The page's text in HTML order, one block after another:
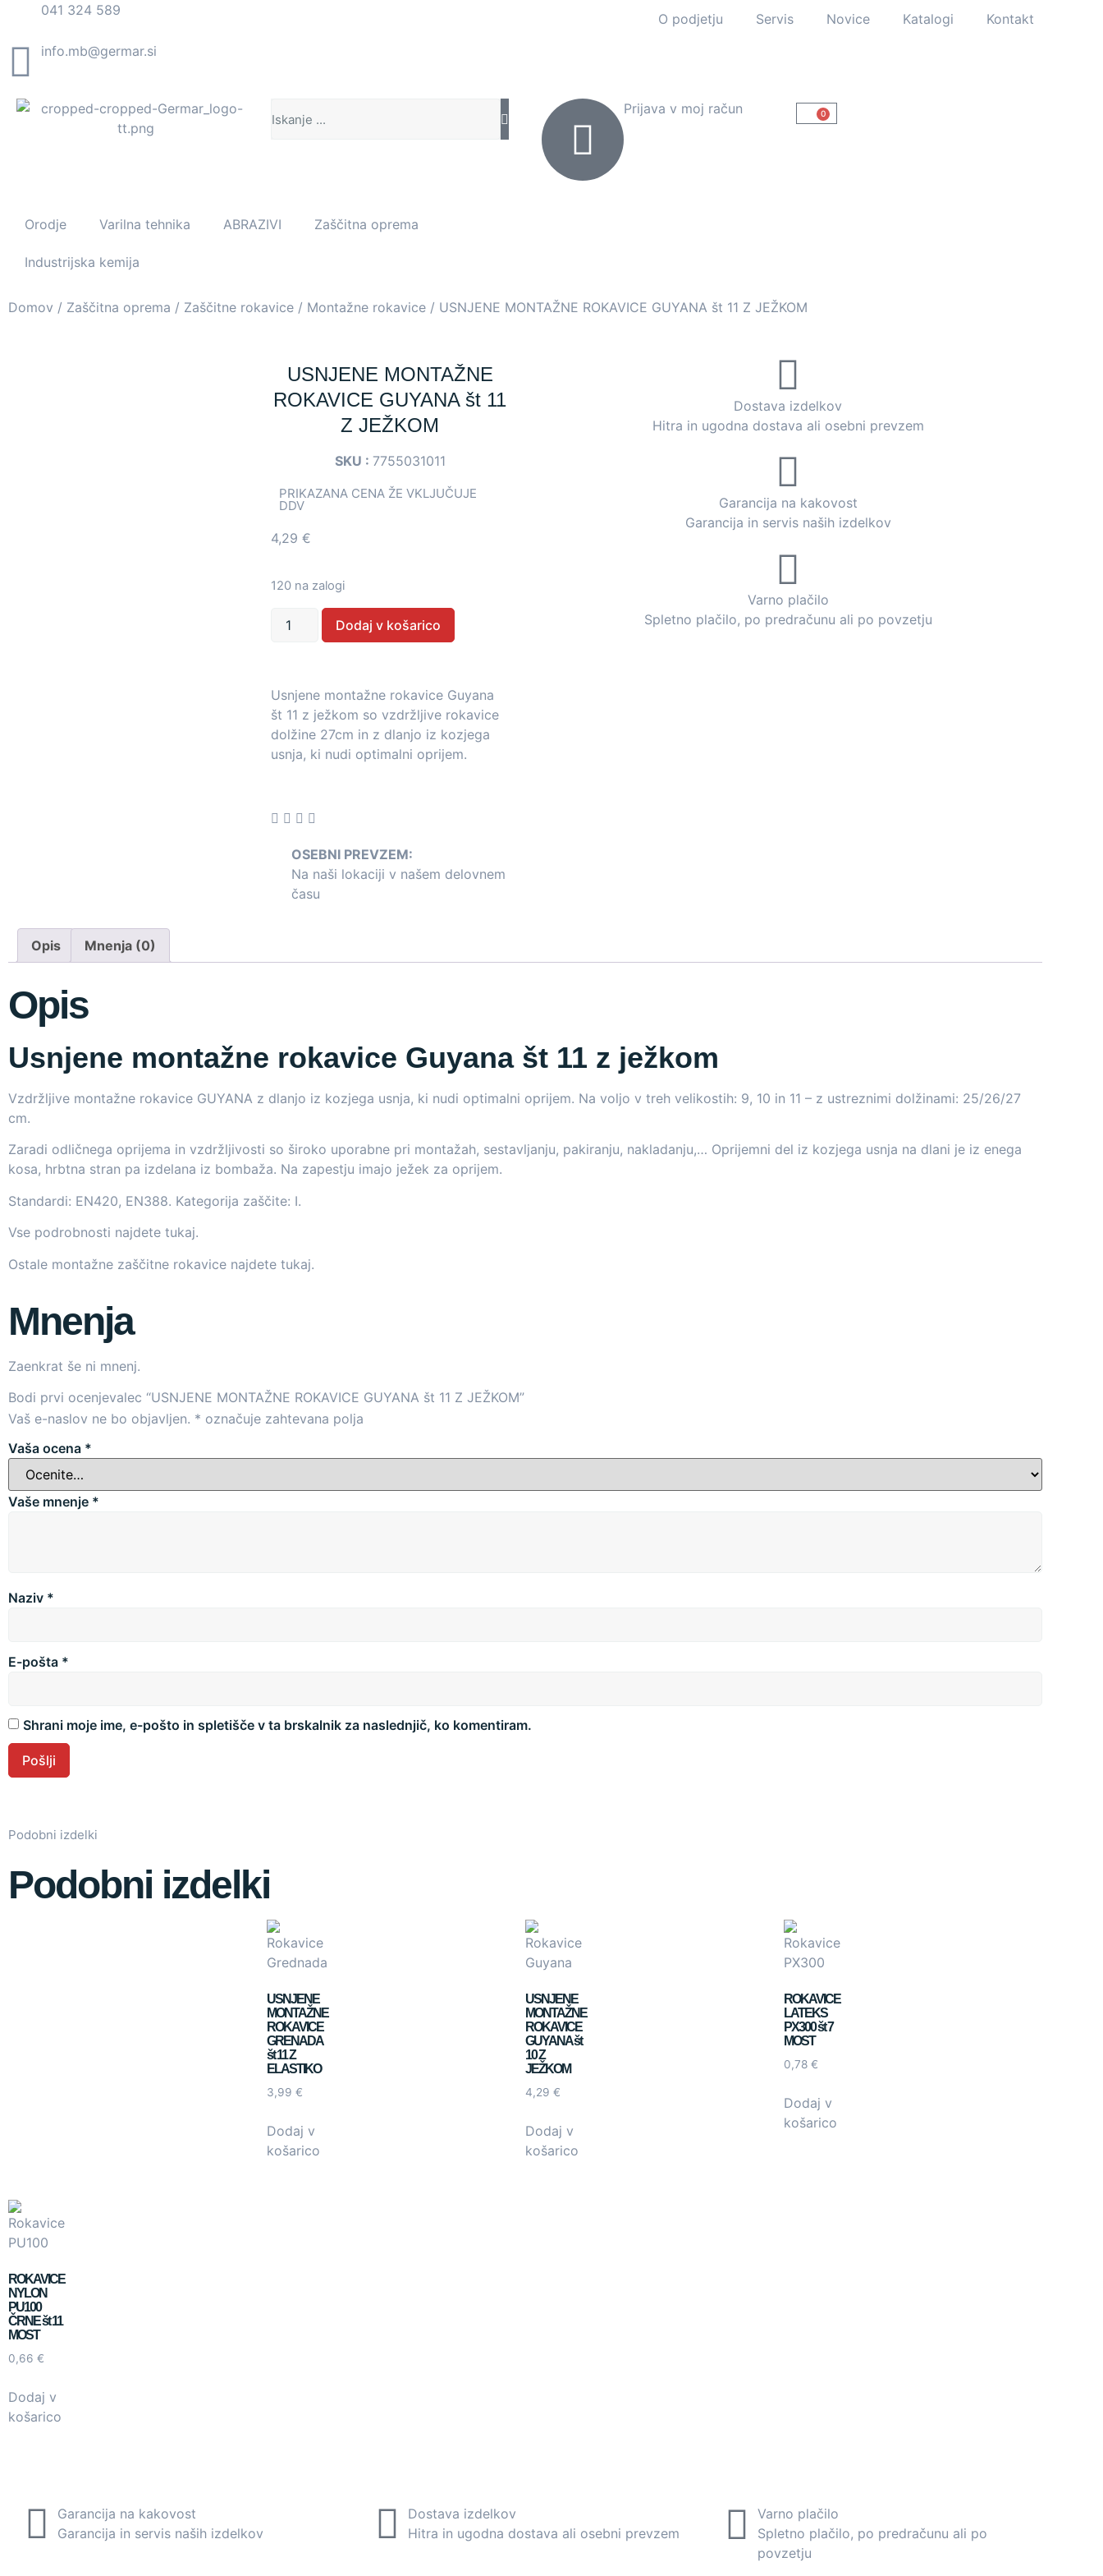
041 324 589
info.mb@germar.si
O podjetju Servis Novice Katalogi Kontakt
Prijava v moj račun 0
Orodje Varilna tehnika ABRAZIVI Zaščitna oprema
Industrijska kemija
Domov / Zaščitna oprema / Zaščitne rokavice / Montažne rokavice / USNJENE MONTAŽNE ROKAVICE GUYANA št 11 Z JEŽKOM
USNJENE MONTAŽNE
ROKAVICE GUYANA št 11
Z JEŽKOM
SKU : 7755031011
PRIKAZANA CENA ŽE VKLJUČUJE
DDV
4,29 €
120 na zalogi
Dodaj v košarico
Usnjene montažne rokavice Guyana
št 11 z ježkom so vzdržljive rokavice
dolžine 27cm in z dlanjo iz kozjega
usnja, ki nudi optimalni oprijem.
OSEBNI PREVZEM:
Na naši lokaciji v našem delovnem
času
Dostava izdelkov
Hitra in ugodna dostava ali osebni prevzem
Garancija na kakovost
Garancija in servis naših izdelkov
Varno plačilo
Spletno plačilo, po predračunu ali po povzetju
Opis Mnenja (0)
Opis
Usnjene montažne rokavice Guyana št 11 z ježkom
Vzdržljive montažne rokavice GUYANA z dlanjo iz kozjega usnja, ki nudi optimalni oprijem. Na voljo v treh velikostih: 9, 10 in 11 – z ustreznimi dolžinami: 25/26/27
cm.
Zaradi odličnega oprijema in vzdržljivosti so široko uporabne pri montažah, sestavljanju, pakiranju, nakladanju,… Oprijemni del iz kozjega usnja na dlani je iz enega
kosa, hrbtna stran pa izdelana iz bombaža. Na zapestju imajo ježek za oprijem.
Standardi: EN420, EN388. Kategorija zaščite: I.
Vse podrobnosti najdete tukaj.
Ostale montažne zaščitne rokavice najdete tukaj.
Mnenja
Zaenkrat še ni mnenj.
Bodi prvi ocenjevalec “USNJENE MONTAŽNE ROKAVICE GUYANA št 11 Z JEŽKOM”
Vaš e-naslov ne bo objavljen. * označuje zahtevana polja
Vaša ocena *
Vaše mnenje *
Naziv *
E-pošta *
Shrani moje ime, e-pošto in spletišče v ta brskalnik za naslednjič, ko komentiram.
Podobni izdelki
Podobni izdelki
USNJENE
MONTAŽNE
ROKAVICE
GRENADA
št 11 Z
ELASTIKO
3,99 €
Dodaj v
košarico
USNJENE
MONTAŽNE
ROKAVICE
GUYANA št
10 Z
JEŽKOM
4,29 €
Dodaj v
košarico
ROKAVICE
LATEKS
PX300 št 7
MOST
0,78 €
Dodaj v
košarico
ROKAVICE
NYLON
PU100
ČRNE št 11
MOST
0,66 €
Dodaj v
košarico
Garancija na kakovost
Garancija in servis naših izdelkov
Dostava izdelkov
Hitra in ugodna dostava ali osebni prevzem
Varno plačilo
Spletno plačilo, po predračunu ali po
povzetju